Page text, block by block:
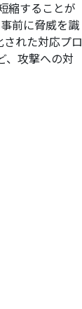
縮することが
前に脅威を識
れた対応プロ
、攻撃への対